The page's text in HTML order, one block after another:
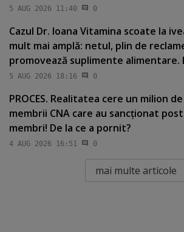
5 AUG 2026 11:40 0
Cazul Dr. Ioana Vitamina scoate la
mult mai amplă: netul, plin de
promovează suplimente alimentare.
5 AUG 2026 18:16 0
PROCES. Realitatea cere un milion
membrii CNA care au sancţionat
membri! De la ce a pornit?
4 AUG 2026 16:51 0
mai multe articole